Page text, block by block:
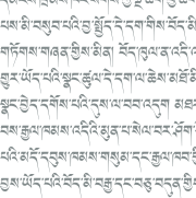
པས་མི་བསུབ་པའི་བྱ་
གཏོགས་གཞན་གྱིས་མིན།
གྱུར་ཡོད་པའི་སྣང་ཚུ
སྣང་བྱེད་དགོས་པའི་དུས་ལ་བབ་འདུག
བས་རྒྱལ་ཁམས་འདིའི་མུན་པ་སེལ་
པའི་མདོ་དབུས་ཁམས་གསུམ་དང་རྒྱ